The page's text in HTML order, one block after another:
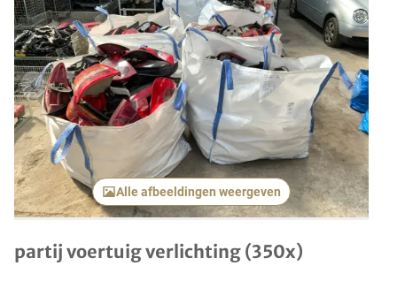
Vorig item
Alle afbeeldingen weergeven
partij voertuig verlichting (350x)